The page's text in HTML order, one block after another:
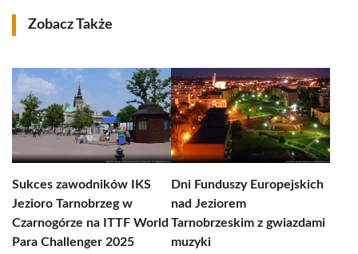
Zobacz Także
Sukces zawodników IKS
Jezioro Tarnobrzeg w
Czarnogórze na ITTF World
Para Challenger 2025
Dni Funduszy Europejskich
nad Jeziorem
Tarnobrzeskim z gwiazdami
muzyki